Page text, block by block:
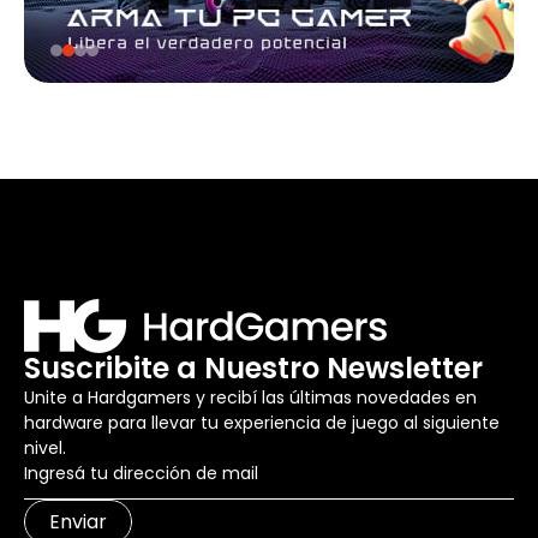
Suscribite a Nuestro Newsletter
Unite a Hardgamers y recibí las últimas novedades en
hardware para llevar tu experiencia de juego al siguiente
nivel.
Enviar